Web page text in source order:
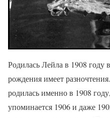
Родилась Лейла в 1908 году
рождения имеет
родилась именно в 1908
упоминается 1906 и даже